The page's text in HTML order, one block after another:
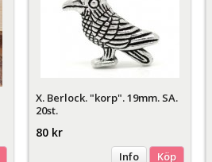
X. Berlock. "korp". 19mm. SA.
20st.
80 kr
Info Köp